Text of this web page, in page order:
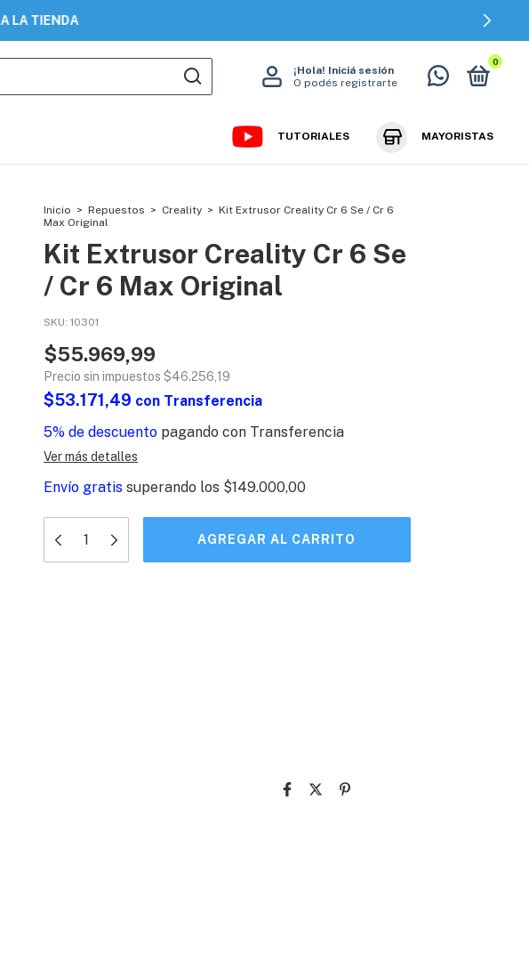
LA TIENDA
¡Hola! Iniciá sesión
O podés registrarte
0
TUTORIALES MAYORISTAS
Inicio > Repuestos > Creality > Kit Extrusor Creality Cr 6 Se / Cr 6
Max Original
Kit Extrusor Creality Cr 6 Se
/ Cr 6 Max Original
SKU: 10301
$55.969,99
Precio sin impuestos $46.256,19
$53.171,49 con Transferencia
5% de descuento pagando con Transferencia
Ver más detalles
Envío gratis superando los $149.000,00